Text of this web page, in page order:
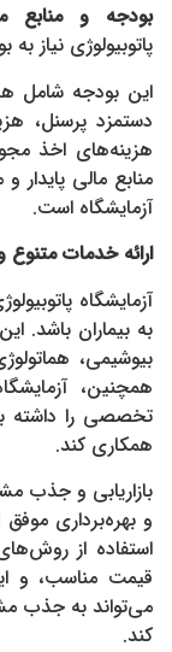
بودجه و منابع
پاتوبیولوژی نیاز
این بودجه شامل
دستمزد پرسنل،
هزینه‌های اخذ
منابع مالی پایدار
آزمایشگاه است.
ارائه خدمات
آزمایشگاه
به بیماران باشد.
بیوشیمی،
همچنین،
تخصصی را داشته
همکاری کند.
بازاریابی و جذب
و بهره‌برداری موفق
استفاده از
قیمت مناسب، و
می‌تواند به جذب
کند.